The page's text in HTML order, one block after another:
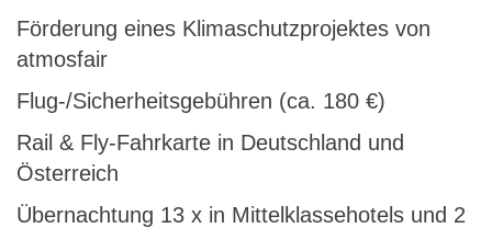
Förderung eines Klimaschutzprojektes von
atmosfair
Flug-/Sicherheitsgebühren (ca. 180 €)
Rail & Fly-Fahrkarte in Deutschland und
Österreich
Übernachtung 13 x in Mittelklassehotels und 2